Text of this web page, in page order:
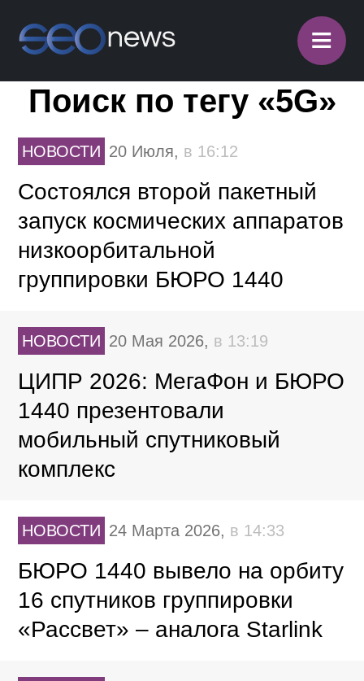
≡
Поиск по тегу «5G»
НОВОСТИ 20 Июля, в 16:12
Состоялся второй пакетный
запуск космических аппаратов
низкоорбитальной
группировки БЮРО 1440
НОВОСТИ 20 Мая 2026, в 13:19
ЦИПР 2026: МегаФон и БЮРО
1440 презентовали
мобильный спутниковый
комплекс
НОВОСТИ 24 Марта 2026, в 14:33
БЮРО 1440 вывело на орбиту
16 спутников группировки
«Рассвет» – аналога Starlink